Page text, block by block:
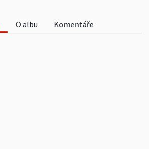
O albu Komentáře